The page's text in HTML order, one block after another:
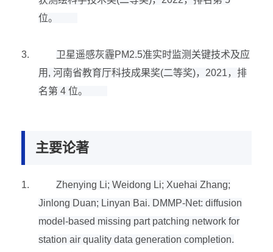
位。
3. 卫星遥感灰霾PM2.5准实时监测关键技术及应
用 ,河南省教育厅科技成果奖(二等奖)， 2021，排
名第 4位。
主要论著
1.
Zhenying Li; Weidong Li; Xuehai Zhang;
Jinlong Duan; Linyan Bai. DMMP-Net: diffusion
model-based missing part patching network for
station air quality data generation completion.